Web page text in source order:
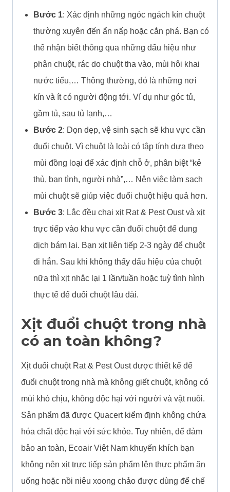
Bước 1: Xác định những ngóc ngách kín chuột
thường xuyên đến ẩn nấp hoặc cắn phá. Bạn có
thể nhận biết thông qua những dấu hiệu như
phân chuột, rác do chuột tha vào, mùi hôi khai
nước tiểu,… Thông thường, đó là những nơi
kín và ít có người động tới. Ví dụ như góc tủ,
gầm tủ, sau tủ lạnh,…
Bước 2: Dọn dẹp, vệ sinh sạch sẽ khu vực cần
đuổi chuột. Vì chuột là loài có tập tính dựa theo
mùi đồng loại để xác định chỗ ở, phân biệt “kẻ
thù, bạn tình, người nhà”,… Nên việc làm sạch
mùi chuột sẽ giúp việc đuổi chuột hiệu quả hơn.
Bước 3: Lắc đều chai xịt Rat & Pest Oust và xịt
trực tiếp vào khu vực cần đuổi chuột để dung
dịch bám lại. Bạn xịt liên tiếp 2-3 ngày để chuột
đi hẳn. Sau khi không thấy dấu hiệu của chuột
nữa thì xịt nhắc lại 1 lần/tuần hoặc tuỳ tình hình
thực tế để đuổi chuột lâu dài.
Xịt đuổi chuột trong nhà
có an toàn không?
Xịt đuổi chuột Rat & Pest Oust được thiết kế để
đuổi chuột trong nhà mà không giết chuột, không có
mùi khó chịu, không độc hại với người và vật nuôi.
Sản phẩm đã được Quacert kiểm định không chứa
hóa chất độc hại với sức khỏe. Tuy nhiên, để đảm
bảo an toàn, Ecoair Việt Nam khuyến khích bạn
không nên xịt trực tiếp sản phẩm lên thực phẩm ăn
uống hoặc nồi niêu xoong chảo được dùng để chế